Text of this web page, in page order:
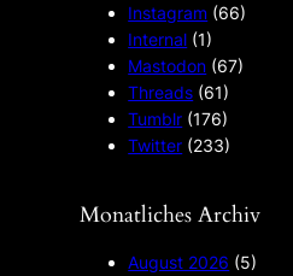
Instagram (66)
Internal (1)
Mastodon (67)
Threads (61)
Tumblr (176)
Twitter (233)
Monatliches Archiv
August 2026 (5)